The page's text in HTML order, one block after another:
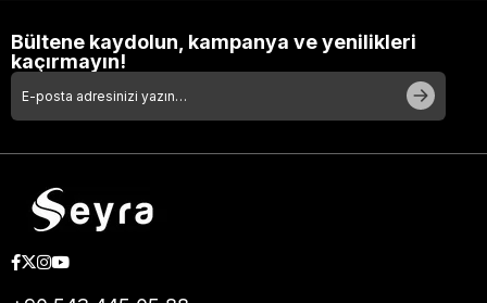
Bültene kaydolun, kampanya ve yenilikleri
kaçırmayın!